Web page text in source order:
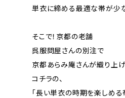
単衣に締める最適な帯が少
そこで！京都の老舗
呉服問屋さんの別注で
京都あらみ庵さんが織り上
コチラの、
「長い単衣の時期を楽しめる